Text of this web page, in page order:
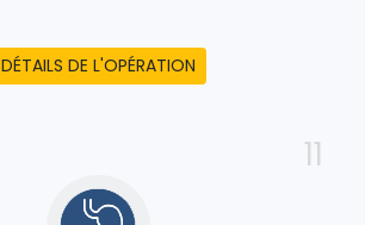
DÉTAILS DE L'OPÉRATION
11